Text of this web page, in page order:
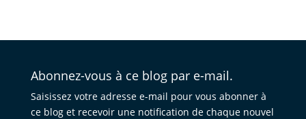
Abonnez-vous à ce blog par e-mail.
Saisissez votre adresse e-mail pour vous abonner à
ce blog et recevoir une notification de chaque nouvel